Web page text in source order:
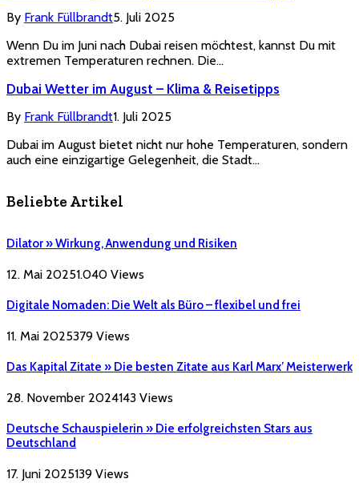
By Frank Füllbrandt5. Juli 2025
Wenn Du im Juni nach Dubai reisen möchtest, kannst Du mit
extremen Temperaturen rechnen. Die…
Dubai Wetter im August – Klima & Reisetipps
By Frank Füllbrandt1. Juli 2025
Dubai im August bietet nicht nur hohe Temperaturen, sondern
auch eine einzigartige Gelegenheit, die Stadt…
Beliebte Artikel
Dilator » Wirkung, Anwendung und Risiken
12. Mai 20251.040 Views
Digitale Nomaden: Die Welt als Büro – flexibel und frei
11. Mai 2025379 Views
Das Kapital Zitate » Die besten Zitate aus Karl Marx’ Meisterwerk
28. November 2024143 Views
Deutsche Schauspielerin » Die erfolgreichsten Stars aus
Deutschland
17. Juni 2025139 Views